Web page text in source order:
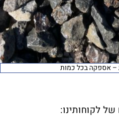
– אספקה בכל כמות
של לקוחותינו: